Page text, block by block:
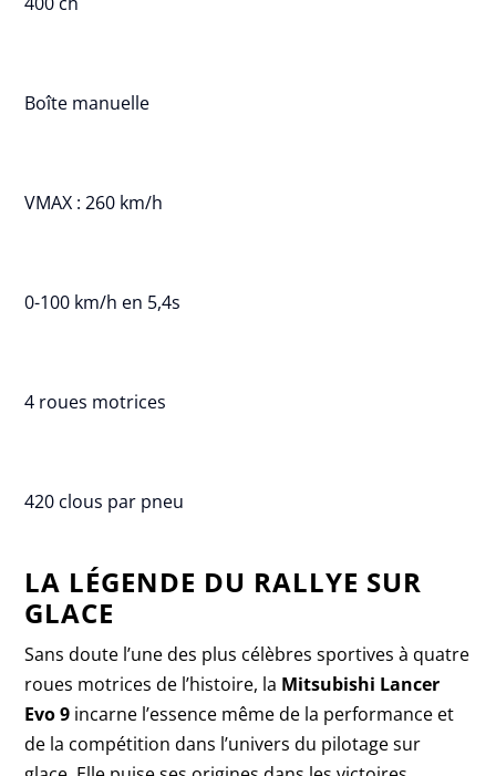
Boîte manuelle
VMAX : 260 km/h
0-100 km/h en 5,4s
4 roues motrices
420 clous par pneu
LA LÉGENDE DU RALLYE SUR
GLACE
Sans doute l’une des plus célèbres sportives à quatre
roues motrices de l’histoire, la Mitsubishi Lancer
Evo 9 incarne l’essence même de la performance et
de la compétition dans l’univers du pilotage sur